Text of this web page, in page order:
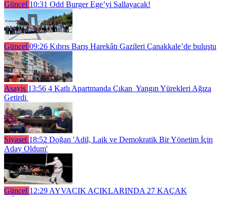
Güncel 10:31 Odd Burger Ege’yi Sallayacak!
Güncel 09:26 Kıbrıs Barış Harekâtı Gazileri Çanakkale’de buluştu
Asayiş 13:56 4 Katlı Apartmanda Çıkan Yangın Yürekleri Ağıza
Getirdi
Siyaset 18:52 Doğan 'Adil, Laik ve Demokratik Bir Yönetim İçin
Aday Oldum'
Güncel 12:29 AYVACIK AÇIKLARINDA 27 KAÇAK